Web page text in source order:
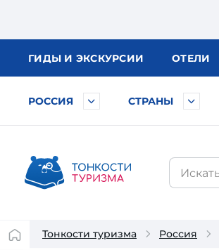
ГИДЫ И ЭКСКУРСИИ ОТЕЛИ
РОССИЯ СТРАНЫ
Тонкости туризма Россия